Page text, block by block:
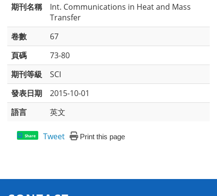
期刊名稱
Int. Communications in Heat and Mass
Transfer
卷數
67
頁碼
73-80
期刊等級
SCI
發表日期
2015-10-01
語言
英文
Share Tweet Print this page